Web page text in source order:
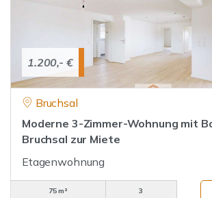
1.200,- €
Bruchsal
Moderne 3-Zimmer-Wohnung mit
Bruchsal zur Miete
Etagenwohnung
75 m²
3